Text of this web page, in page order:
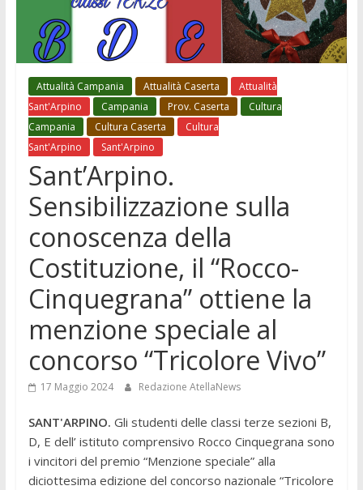
Attualità Campania Attualità Caserta
Attualità
Sant'Arpino
Campania Prov. Caserta
Cultura
Campania
Cultura Caserta
Cultura
Sant'Arpino
Sant'Arpino
Sant’Arpino.
Sensibilizzazione sulla
conoscenza della
Costituzione, il “Rocco-
Cinquegrana” ottiene la
menzione speciale al
concorso “Tricolore Vivo”
17 Maggio 2024 Redazione AtellaNews
SANT'ARPINO. Gli studenti delle classi terze sezioni B,
D, E dell’ istituto comprensivo Rocco Cinquegrana sono
i vincitori del premio “Menzione speciale” alla
diciottesima edizione del concorso nazionale “Tricolore